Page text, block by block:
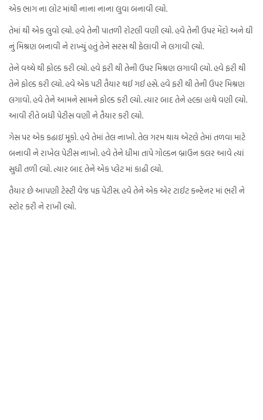
એક ભાગ ના લોટ માંથી નાના નાના લુવા બનાવી લ્યો.
તેમાં થી એક લુવો લ્યો. હવે તેની પાતળી રોટલી વણી લ્યો. હવે તેની ઉપર મેંદો અને ઘી
નું મિશ્રણ બનાવી ને રાખ્યું હતું તેને સરસ થી ફેલાવી ને લગાવી લ્યો.
તેને વચ્ચે થી ફોલ્ડ કરી લ્યો. હવે ફરી થી તેની ઉપર મિશ્રણ લગાવી લ્યો. હવે ફરી થી
તેને ફોલ્ડ કરી લ્યો. હવે એક પટી તૈયાર થઈ ગઈ હસે. હવે ફરી થી તેની ઉપર મિશ્રણ
લગાવો. હવે તેને આમને સામને ફોલ્ડ કરી લ્યો. ત્યાર બાદ તેને હલ્કા હાથે વણી લ્યો.
આવી રીતે બધી પેટીસ વણી ને તૈયાર કરી લ્યો.
ગેસ પર એક કઢાઇ મૂકો. હવે તેમાં તેલ નાખો. તેલ ગરમ થાય એટલે તેમાં તળવા માટે
બનાવી ને રાખેલ પેટીસ નાખો. હવે તેને ધીમા તાપે ગોલ્ડન બ્રાઉન કલર આવે ત્યાં
સુધી તળી લ્યો. ત્યાર બાદ તેને એક પ્લેટ માં કાઢી લ્યો.
તૈયાર છે આપણી ટેસ્ટી વેજ પફ પેટીસ. હવે તેને એક એર ટાઈટ કન્ટેનર માં ભરી ને
સ્ટોર કરી ને રાખી લ્યો.